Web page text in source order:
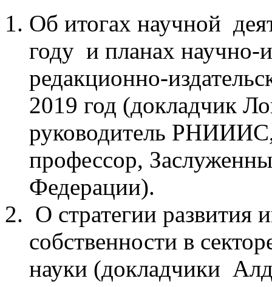
Об итогах научной
году и планах научно-
редакционно-
2019 год (докладчик
руководитель
профессор,
Федерации).
О стратегии развития
собственности в
науки (докладчики